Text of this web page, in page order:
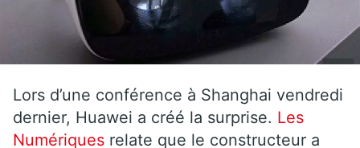
Lors d’une conférence à Shanghai vendredi
dernier, Huawei a créé la surprise. Les
Numériques relate que le constructeur a